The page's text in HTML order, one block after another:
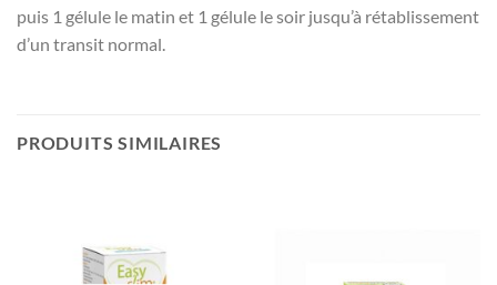
puis 1 gélule le matin et 1 gélule le soir jusqu’à rétablissement
d’un transit normal.
PRODUITS SIMILAIRES